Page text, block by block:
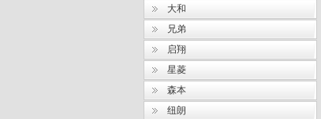
大和
兄弟
启翔
星菱
森本
纽朗